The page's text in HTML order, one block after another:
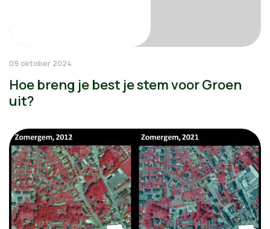
09 oktober 2024
Hoe breng je best je stem voor Groen
uit?